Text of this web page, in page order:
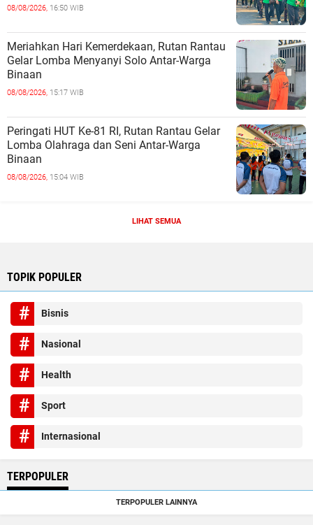
08/08/2026, 16:50 WIB
Meriahkan Hari Kemerdekaan, Rutan Rantau
Gelar Lomba Menyanyi Solo Antar-Warga
Binaan
08/08/2026, 15:17 WIB
Peringati HUT Ke-81 RI, Rutan Rantau Gelar
Lomba Olahraga dan Seni Antar-Warga
Binaan
08/08/2026, 15:04 WIB
LIHAT SEMUA
TOPIK POPULER
Bisnis
Nasional
Health
Sport
Internasional
TERPOPULER
TERPOPULER LAINNYA